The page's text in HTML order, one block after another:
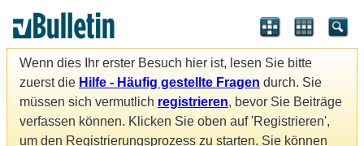
Wenn dies Ihr erster Besuch hier ist, lesen Sie bitte
zuerst die Hilfe - Häufig gestellte Fragen durch. Sie
müssen sich vermutlich registrieren, bevor Sie Beiträge
verfassen können. Klicken Sie oben auf 'Registrieren',
um den Registrierungsprozess zu starten. Sie können